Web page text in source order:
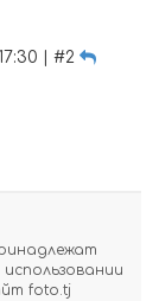
| #2
foto.tj